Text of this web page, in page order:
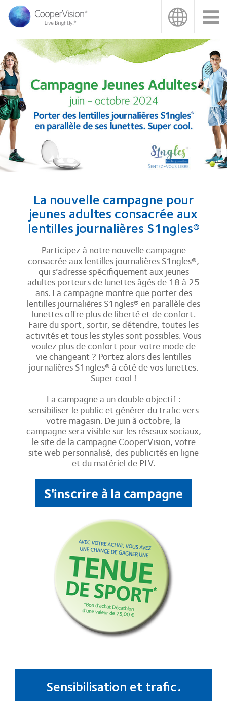
contenu
principal
La nouvelle campagne pour
jeunes adultes consacrée aux
lentilles journalières S1ngles®
Participez à notre nouvelle campagne
consacrée aux lentilles journalières S1ngles®,
qui s’adresse spécifiquement aux jeunes
adultes porteurs de lunettes âgés de 18 à 25
ans. La campagne montre que porter des
lentilles journalières S1ngles® en parallèle des
lunettes offre plus de liberté et de confort.
Faire du sport, sortir, se détendre, toutes les
activités et tous les styles sont possibles. Vous
voulez plus de confort pour votre mode de
vie changeant ? Portez alors des lentilles
journalières S1ngles® à côté de vos lunettes.
Super cool !
La campagne a un double objectif :
sensibiliser le public et générer du trafic vers
votre magasin. De juin à octobre, la
campagne sera visible sur les réseaux sociaux,
le site de la campagne CooperVision, votre
site web personnalisé, des publicités en ligne
et du matériel de PLV.
S'inscrire à la campagne
Sensibilisation et trafic.